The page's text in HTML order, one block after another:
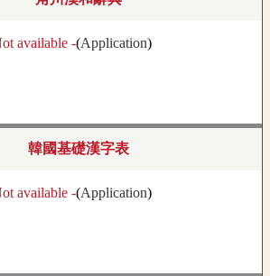
available -(Application)
韓國基礎漢字表
available -(Application)